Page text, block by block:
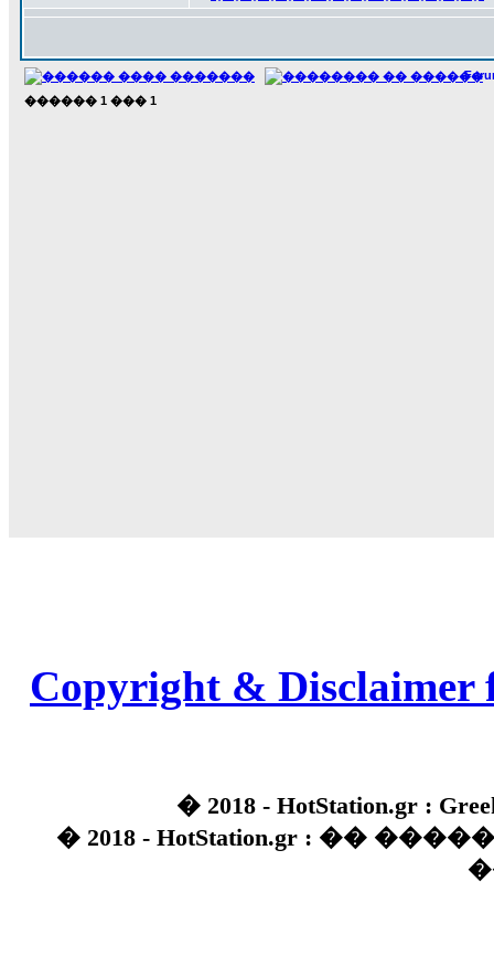
������ 1 ��� 1
Copyright & Disclaimer
� 2018 - HotStation.gr :
� 2018 - HotStation.gr : ��